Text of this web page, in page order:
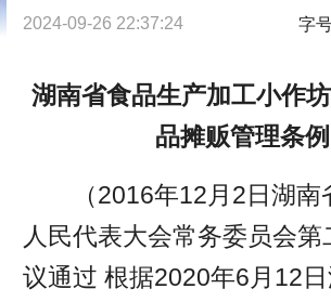
2024-09-26 22:37:24 字
湖南省食品生产加工小作
品摊贩管理条例
（2016年12月2日湖
人民代表大会常务委员会第
议通过 根据2020年6月12